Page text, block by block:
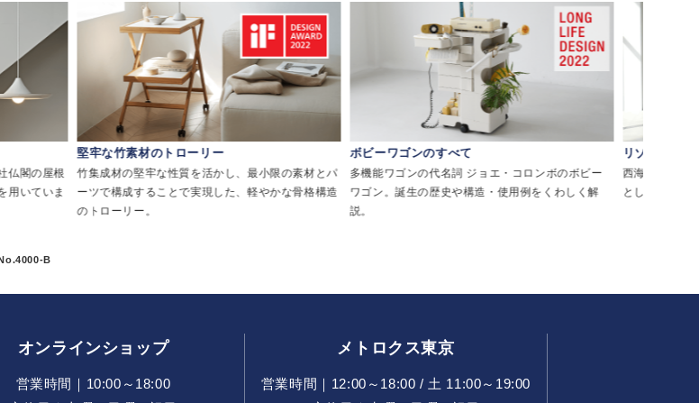
仏閣の屋根
用いていま
堅牢な竹素材のトローリー
竹集成材の堅牢な性質を活かし、最小限の素材とパ
ーツで構成することで実現した、軽やかな骨格構造
のトローリー。
ボビーワゴンのすべて
多機能ワゴンの代名詞 ジョエ・コロンボのボビー
ワゴン。誕生の歴史や構造・使用例をくわしく解
説。
リゾートチ
西海岸・メキ
として親しま
B
オンラインショップ
営業時間｜10:00～18:00
メトロクス東京
営業時間｜12:00～18:00 / 土 11:00～19:00